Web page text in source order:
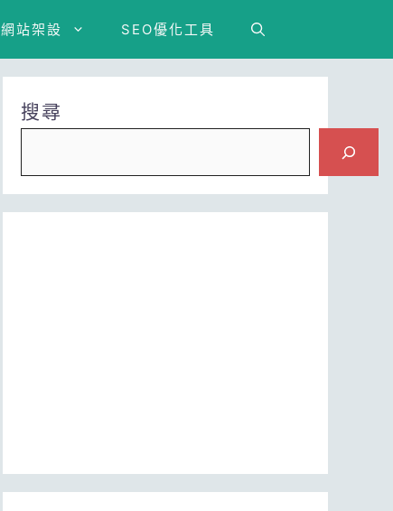
網站架設 SEO優化工具
搜尋